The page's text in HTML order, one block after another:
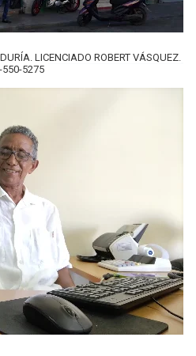
LICENCIADO ROBERT VÁSQUEZ.
550-5275